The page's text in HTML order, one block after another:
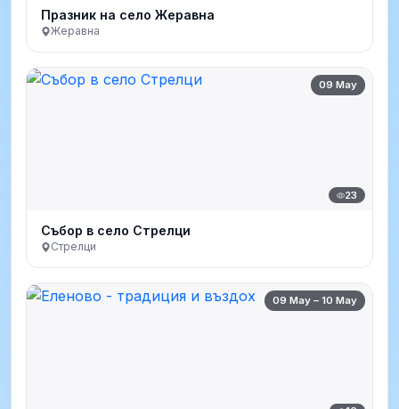
Празник на село Жеравна
Жеравна
09 May
23
Събор в село Стрелци
Стрелци
09 May – 10 May